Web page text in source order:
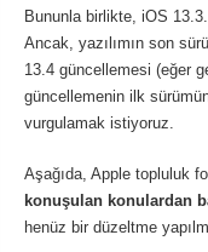
Bununla birlikte, iOS
Ancak, yazılımın son
13.4 güncellemesi (eğer
güncellemenin ilk
vurgulamak istiyoruz.
Aşağıda, Apple topluluk
konuşulan konulardan
henüz bir düzeltme